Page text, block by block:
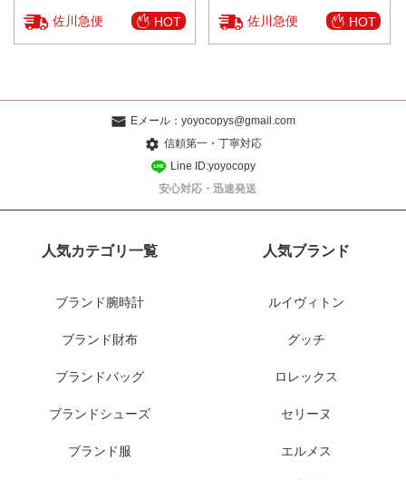
佐川急便 HOT 佐川急便 HOT
Eメール： yoyocopys@gmail.com
信頼第一・丁寧対応
Line ID:yoyocopy
安心対応・迅速発送
人気カテゴリ一覧
ブランド腕時計
ブランド財布
ブランドバッグ
ブランドシューズ
ブランド服
人気ブランド
ルイヴィトン
グッチ
ロレックス
セリーヌ
エルメス